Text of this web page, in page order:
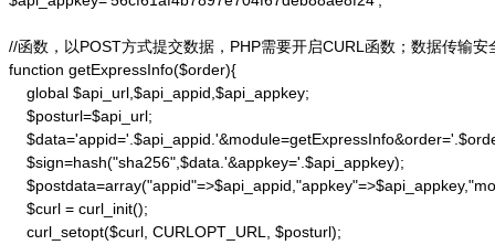
//函数，以POST方式提交数据，PHP需要开启CURL函数；数据传输安
function getExpressInfo($order){
    global $api_url,$api_appid,$api_appkey;
    $posturl=$api_url;
    $sign=hash("sha256",$data.'&appkey='.$api_appkey);
    $curl = curl_init();
    curl_setopt($curl, CURLOPT_URL, $posturl);